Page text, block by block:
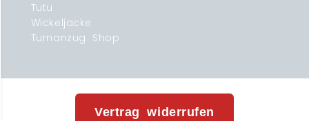
Tutu
Wickeljacke
Turnanzug Shop
Vertrag widerrufen